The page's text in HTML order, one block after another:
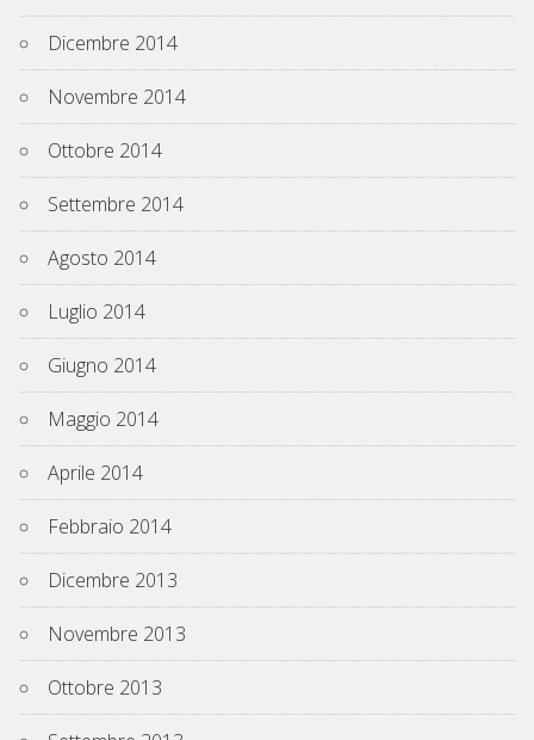
Dicembre 2014
Novembre 2014
Ottobre 2014
Settembre 2014
Agosto 2014
Luglio 2014
Giugno 2014
Maggio 2014
Aprile 2014
Febbraio 2014
Dicembre 2013
Novembre 2013
Ottobre 2013